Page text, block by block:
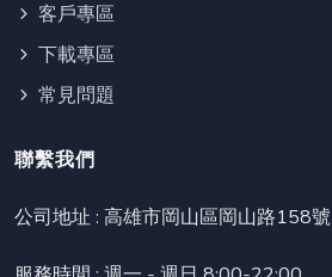
客戶專區
下載專區
常見問題
聯繫我們
公司地址 : 高雄市岡山區岡山路158號